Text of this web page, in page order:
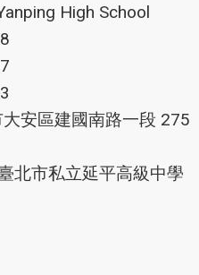
High School
安區建國南路一段 275
北市私立延平高級中學